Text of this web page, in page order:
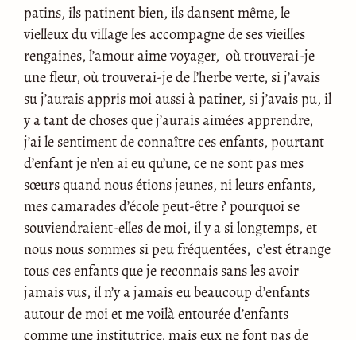
patins, ils patinent bien, ils dansent même, le
vielleux du village les accompagne de ses vieilles
rengaines, l’amour aime voyager, où trouverai-je
une fleur, où trouverai-je de l’herbe verte, si j’avais
su j’aurais appris moi aussi à patiner, si j’avais pu, il
y a tant de choses que j’aurais aimées apprendre,
j’ai le sentiment de connaître ces enfants, pourtant
d’enfant je n’en ai eu qu’une, ce ne sont pas mes
sœurs quand nous étions jeunes, ni leurs enfants,
mes camarades d’école peut-être ? pourquoi se
souviendraient-elles de moi, il y a si longtemps, et
nous nous sommes si peu fréquentées, c’est étrange
tous ces enfants que je reconnais sans les avoir
jamais vus, il n’y a jamais eu beaucoup d’enfants
autour de moi et me voilà entourée d’enfants
comme une institutrice, mais eux ne font pas de